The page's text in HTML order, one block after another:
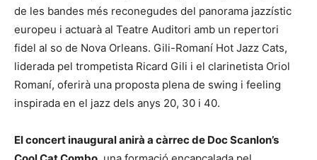
de les bandes més reconegudes del panorama jazzístic
europeu i actuarà al Teatre Auditori amb un repertori
fidel al so de Nova Orleans. Gili-Romaní Hot Jazz Cats,
liderada pel trompetista Ricard Gili i el clarinetista Oriol
Romaní, oferirà una proposta plena de swing i feeling
inspirada en el jazz dels anys 20, 30 i 40.
El concert inaugural anirà a càrrec de Doc Scanlon’s